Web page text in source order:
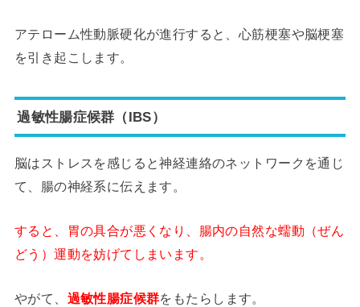
アテローム性動脈硬化が進行すると、心筋梗塞や脳梗塞
を引き起こします。
過敏性腸症候群（IBS）
脳はストレスを感じると神経連絡のネットワークを通じ
て、腸の神経系に伝えます。
すると、胃の具合が悪くなり、腸内の自然な蠕動（ぜん
どう）運動を妨げてしまいます。
やがて、 過敏性腸症候群をもたらします。